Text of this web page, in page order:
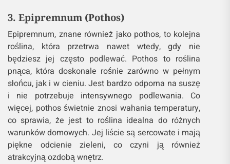
3. Epipremnum (Pothos)
Epipremnum, znane również jako pothos, to kolejna
roślina, która przetrwa nawet wtedy, gdy nie
będziesz jej często podlewać. Pothos to roślina
pnąca, która doskonale rośnie zarówno w pełnym
słońcu, jak i w cieniu. Jest bardzo odporna na suszę
i nie potrzebuje intensywnego podlewania. Co
więcej, pothos świetnie znosi wahania temperatury,
co sprawia, że jest to roślina idealna do różnych
warunków domowych. Jej liście są sercowate i mają
piękne odcienie zieleni, co czyni ją również
atrakcyjną ozdobą wnętrz.